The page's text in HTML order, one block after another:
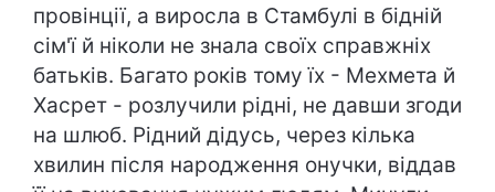
провінції, а виросла в Стамбулі в бідній
сім'ї й ніколи не знала своїх справжніх
батьків. Багато років тому їх - Мехмета й
Хасрет - розлучили рідні, не давши згоди
на шлюб. Рідний дідусь, через кілька
хвилин після народження онучки, віддав